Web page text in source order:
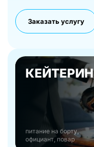
Заказать услугу
питание на борту,
официант, повар